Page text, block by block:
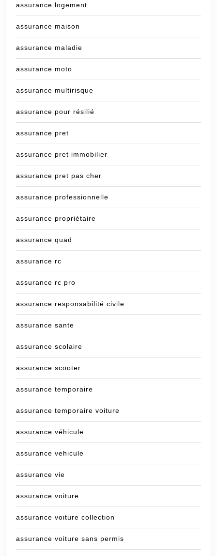
assurance logement
assurance maison
assurance maladie
assurance moto
assurance multirisque
assurance pour résilié
assurance pret
assurance pret immobilier
assurance pret pas cher
assurance professionnelle
assurance propriétaire
assurance quad
assurance rc
assurance rc pro
assurance responsabilité civile
assurance sante
assurance scolaire
assurance scooter
assurance temporaire
assurance temporaire voiture
assurance véhicule
assurance vehicule
assurance vie
assurance voiture
assurance voiture collection
assurance voiture sans permis